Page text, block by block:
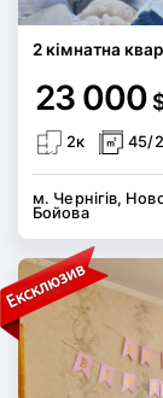
2 кімнатна
23 000
2к 45/
м. Чернігів,
Бойова